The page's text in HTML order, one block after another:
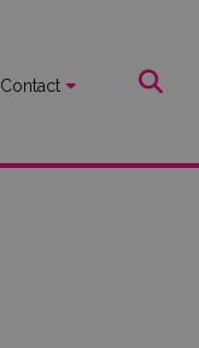
Contact